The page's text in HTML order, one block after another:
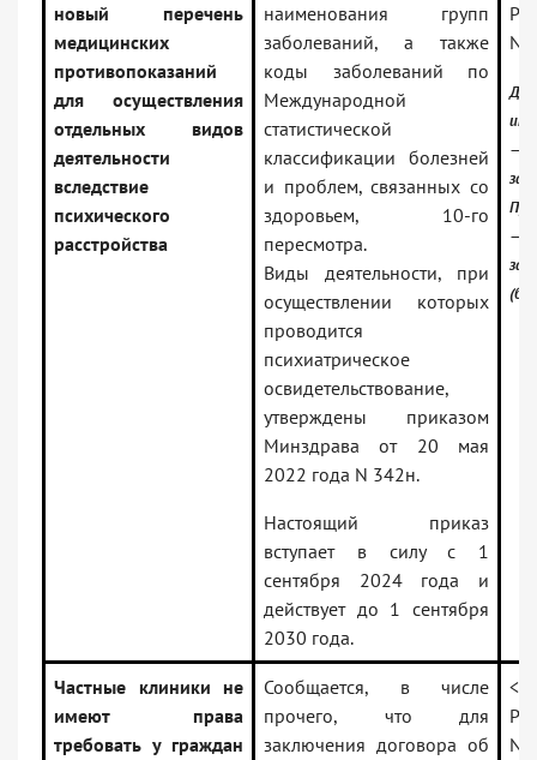
новый перечень
медицинских
противопоказаний
для осуществления
отдельных видов
деятельности
вследствие
психического
расстройства
наименования групп
заболеваний, а также
коды заболеваний по
Международной
статистической
классификации болезней
и проблем, связанных со
здоровьем, 10-го
пересмотра.
Виды деятельности, при
осуществлении которых
проводится
психиатрическое
освидетельствование,
утверждены приказом
Минздрава от 20 мая
2022 года N 342н.
Настоящий приказ
вступает в силу с 1
сентября 2024 года и
действует до 1 сентября
2030 года.
N
—
—
Частные клиники не
имеют права
требовать у граждан
Сообщается, в числе
прочего, что для
заключения договора об
<
N